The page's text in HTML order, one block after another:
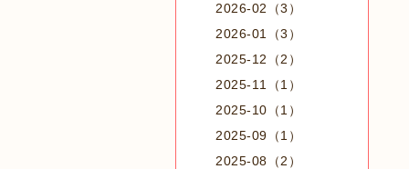
2026-02（3）
2026-01（3）
2025-12（2）
2025-11（1）
2025-10（1）
2025-09（1）
2025-08（2）